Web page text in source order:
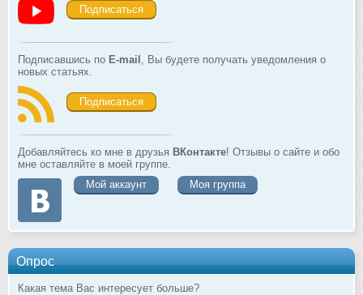
Подписаться
Подписавшись по E-mail , Вы будете получать уведомления о
новых статьях.
Подписаться
Добавляйтесь ко мне в друзья ВКонтакте! Отзывы о сайте и обо
мне оставляйте в моей группе.
Мой аккаунт
Моя группа
Опрос
Какая тема Вас интересует больше?